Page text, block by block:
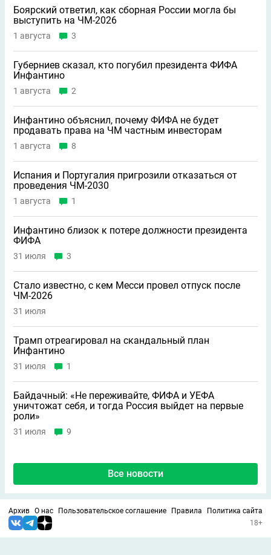
Боярский ответил, как сборная России могла бы
выступить на ЧМ-2026
1 августа 3
Губерниев сказал, кто погубил президента ФИФА
Инфантино
1 августа 2
Инфантино объяснил, почему ФИФА не будет
продавать права на ЧМ частным инвесторам
1 августа 8
Испания и Португалия пригрозили отказаться от
проведения ЧМ-2030
1 августа 1
Инфантино близок к потере должности президента
ФИФА
31 июля 3
Стало известно, с кем Месси провел отпуск после
ЧМ-2026
31 июля
Трамп отреагировал на скандальный план
Инфантино
31 июля 1
Байдачный: «Не переживайте, ФИФА и УЕФА
уничтожат себя, и тогда Россия выйдет на первые
роли»
31 июля 9
Все новости
Архив О нас Пользовательское соглашение Правила
Политика сайта
18+